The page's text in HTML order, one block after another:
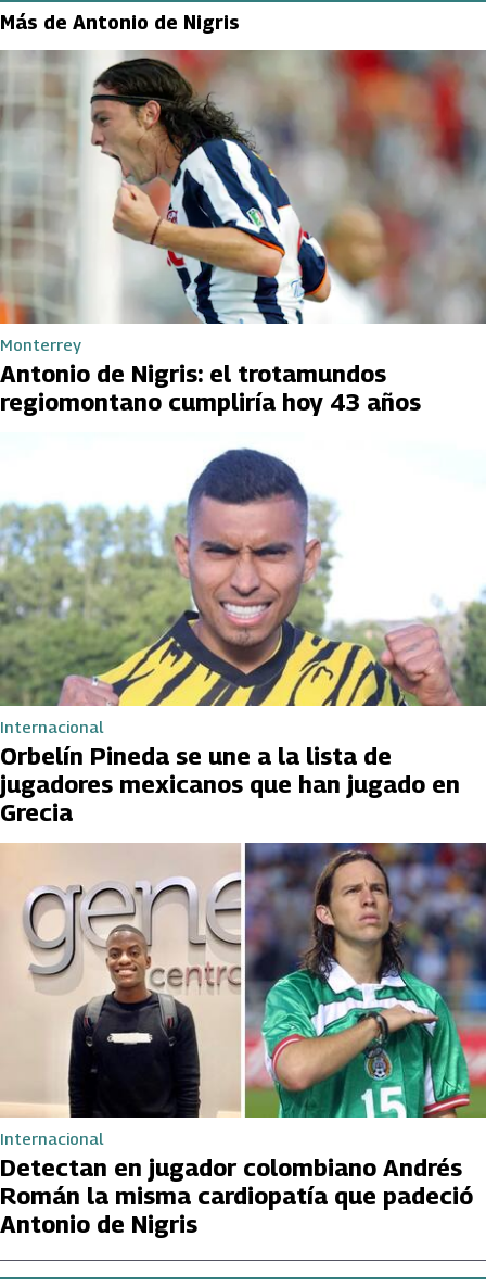
Más de Antonio de Nigris
Monterrey
Antonio de Nigris: el trotamundos
regiomontano cumpliría hoy 43 años
Internacional
Orbelín Pineda se une a la lista de
jugadores mexicanos que han jugado en
Grecia
Internacional
Detectan en jugador colombiano Andrés
Román la misma cardiopatía que padeció
Antonio de Nigris